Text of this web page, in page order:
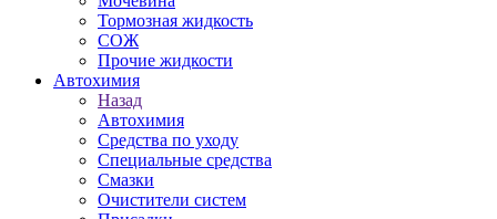
Тормозная жидкость
СОЖ
Прочие жидкости
Автохимия
Назад
Автохимия
Средства по уходу
Специальные средства
Смазки
Очистители систем